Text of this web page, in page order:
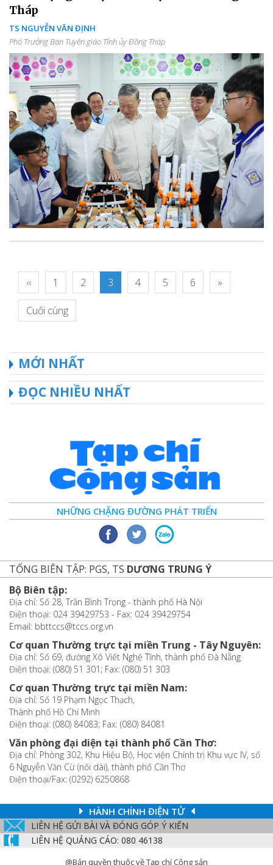
Tháp
TS NGUYỄN VĂN ĐỊNH
Phó Trưởng Ban Tuyên giáo Tỉnh ủy Đồng Tháp
‹‹ 1 2 3 4 5 6 »
Cuối cùng
MỚI NHẤT
ĐỌC NHIỀU NHẤT
NHỮNG CHẶNG ĐƯỜNG PHÁT TRIỂN
TỔNG BIÊN TẬP: PGS, TS DƯƠNG TRUNG Ý
Bộ Biên tập:
Địa chỉ: Số 28, Trần Bình Trọng - thành phố Hà Nội
Điện thoại: 024 39429753 - Fax: 024 39429754
Email: bbttccs@tccs.org.vn
Cơ quan Thường trực tại miền Trung - Tây Nguyên:
Địa chỉ: Số 69, đường Xô Viết Nghệ Tĩnh, thành phố Đà Nẵng
Điện thoại: (080) 51 301; Fax: (080) 51 303
Cơ quan Thường trực tại miền Nam:
Địa chỉ: Số 19 Phạm Ngọc Thạch,
Thành phố Hồ Chí Minh
Điện thoại: (080) 84083; Fax: (080) 84081
Văn phòng đại diện tại thành phố Cần Thơ:
Địa chỉ: Phòng 302, Khu Hiệu Bộ, Học viện Chính trị Khu vực IV, số
6 Nguyễn Văn Cừ (nối dài), thành phố Cần Thơ
Điện thoại/Fax: (0292) 6250868
HÀNH CHÍNH ĐIỆN TỬ
LIÊN HỆ GỬI BÀI VÀ ĐÓNG GÓP Ý KIẾN
LIÊN HỆ QUẢNG CÁO: 080 46138
@Bản quyền thuộc về Tạp chí Cộng sản